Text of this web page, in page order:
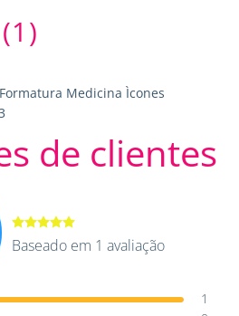
Medicina Ìcones
de clientes
Avaliação
5.00de 5
Baseado em 1 avaliação
1